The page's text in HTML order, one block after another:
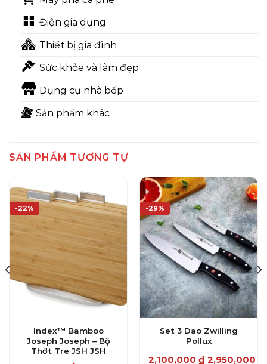
Điện gia dụng
Thiết bị gia đình
Sức khỏe và làm đẹp
Dụng cụ nhà bếp
Sản phẩm khác
SẢN PHẨM TƯƠNG TỰ
-22%
Index™ Bamboo
Joseph Joseph – Bộ
Thớt Tre JSH JSH
-29%
Set 3 Dao Zwilling
Pollux
2,100,000 ₫ 2,950,000